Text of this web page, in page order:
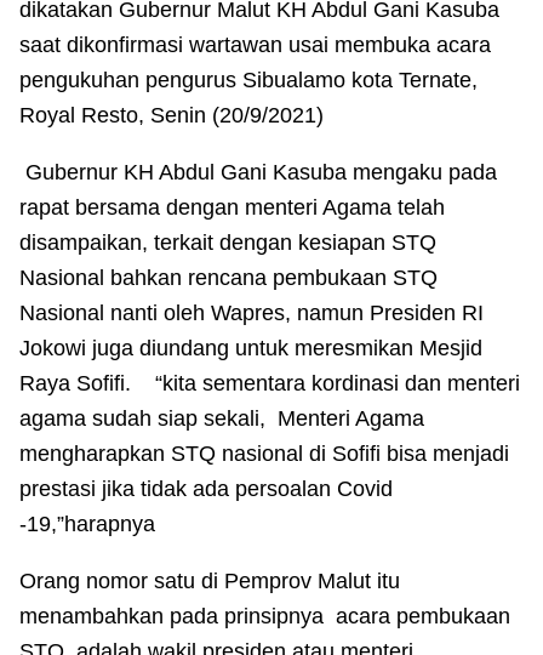
dikatakan Gubernur Malut KH Abdul Gani Kasuba
saat dikonfirmasi wartawan usai membuka acara
pengukuhan pengurus Sibualamo kota Ternate,
Royal Resto, Senin (20/9/2021)
Gubernur KH Abdul Gani Kasuba mengaku pada
rapat bersama dengan menteri Agama telah
disampaikan, terkait dengan kesiapan STQ
Nasional bahkan rencana pembukaan STQ
Nasional nanti oleh Wapres, namun Presiden RI
Jokowi juga diundang untuk meresmikan Mesjid
Raya Sofifi. “kita sementara kordinasi dan menteri
agama sudah siap sekali, Menteri Agama
mengharapkan STQ nasional di Sofifi bisa menjadi
prestasi jika tidak ada persoalan Covid
-19,”harapnya
Orang nomor satu di Pemprov Malut itu
menambahkan pada prinsipnya acara pembukaan